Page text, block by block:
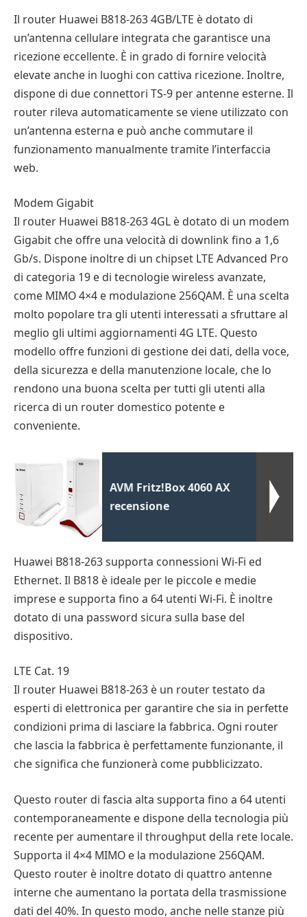
Il router Huawei B818-263 4GB/LTE è dotato di
un’antenna cellulare integrata che garantisce una
ricezione eccellente. È in grado di fornire velocità
elevate anche in luoghi con cattiva ricezione. Inoltre,
dispone di due connettori TS-9 per antenne esterne. Il
router rileva automaticamente se viene utilizzato con
un’antenna esterna e può anche commutare il
funzionamento manualmente tramite l’interfaccia
web.
Modem Gigabit
Il router Huawei B818-263 4GL è dotato di un modem
Gigabit che offre una velocità di downlink fino a 1,6
Gb/s. Dispone inoltre di un chipset LTE Advanced Pro
di categoria 19 e di tecnologie wireless avanzate,
come MIMO 4×4 e modulazione 256QAM. È una scelta
molto popolare tra gli utenti interessati a sfruttare al
meglio gli ultimi aggiornamenti 4G LTE. Questo
modello offre funzioni di gestione dei dati, della voce,
della sicurezza e della manutenzione locale, che lo
rendono una buona scelta per tutti gli utenti alla
ricerca di un router domestico potente e
conveniente.
AVM Fritz!Box 4060 AX
recensione
Huawei B818-263 supporta connessioni Wi-Fi ed
Ethernet. Il B818 è ideale per le piccole e medie
imprese e supporta fino a 64 utenti Wi-Fi. È inoltre
dotato di una password sicura sulla base del
dispositivo.
LTE Cat. 19
Il router Huawei B818-263 è un router testato da
esperti di elettronica per garantire che sia in perfette
condizioni prima di lasciare la fabbrica. Ogni router
che lascia la fabbrica è perfettamente funzionante, il
che significa che funzionerà come pubblicizzato.
Questo router di fascia alta supporta fino a 64 utenti
contemporaneamente e dispone della tecnologia più
recente per aumentare il throughput della rete locale.
Supporta il 4×4 MIMO e la modulazione 256QAM.
Questo router è inoltre dotato di quattro antenne
interne che aumentano la portata della trasmissione
dati del 40%. In questo modo, anche nelle stanze più